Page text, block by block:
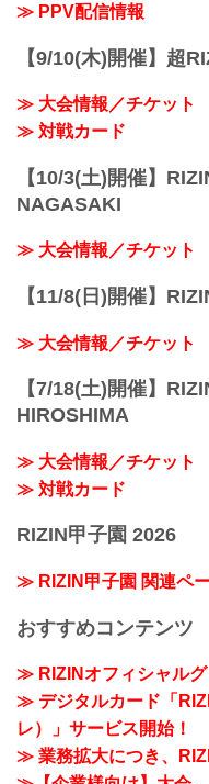
≫ PPV配信情報
【9/10(木)開催】超
≫ 大会情報／チケット
≫ 対戦カード
【10/3(土)開催】
NAGASAKI
≫ 大会情報／チケット
【11/8(日)開催】
≫ 大会情報／チケット
【7/18(土)開催】
HIROSHIMA
≫ 大会情報／チケット
≫ 対戦カード
RIZIN甲子園 2026
≫ RIZIN甲子園 関連ペ
おすすめコンテンツ
≫ RIZINオフィシャル
≫ デジタルカード「
レ）」サービス開始！
≫ 業務拡大につき、